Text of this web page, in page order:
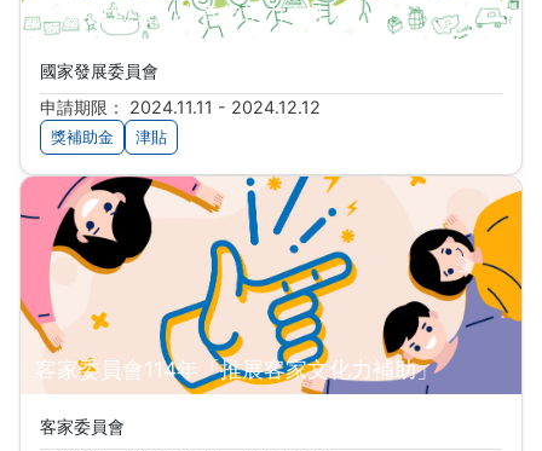
114年度地方創生青年培力工作站
國家發展委員會
申請期限： 2024.11.11 - 2024.12.12
獎補助金 津貼
客家委員會114年「推展客家文化力補助」
客家委員會